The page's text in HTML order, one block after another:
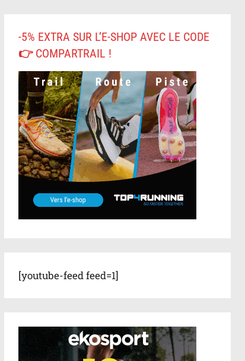
-5% EXTRA SUR L’E-SHOP AVEC LE CODE
👉 COMPARTRAIL !
[youtube-feed feed=1]